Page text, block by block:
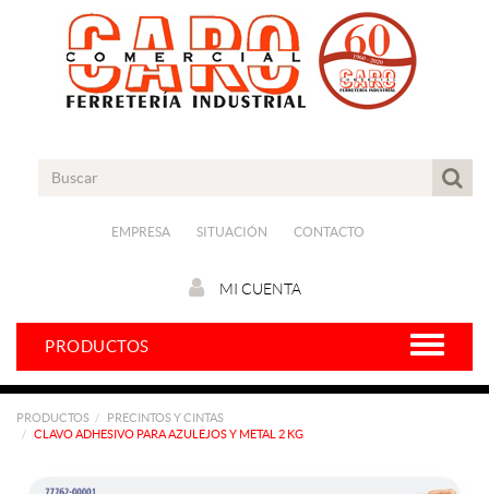
EMPRESA SITUACIÓN CONTACTO
MI CUENTA
PRODUCTOS
PRODUCTOS
PRECINTOS Y CINTAS
CLAVO ADHESIVO PARA AZULEJOS Y METAL 2 KG